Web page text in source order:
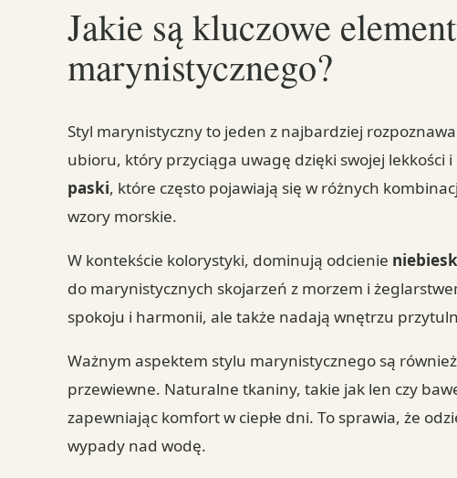
Jakie są kluczowe
marynistycznego?
Styl marynistyczny to jeden z najbardziej
ubioru, który przyciąga uwagę dzięki swojej lekkości
paski, które często pojawiają się w różnych
wzory morskie.
W kontekście kolorystyki, dominują odcienie
do marynistycznych skojarzeń z morzem i
spokoju i harmonii, ale także nadają wnętrzu
Ważnym aspektem stylu marynistycznego są również
przewiewne. Naturalne tkaniny, takie jak len czy
zapewniając komfort w ciepłe dni. To sprawia, że
wypady nad wodę.